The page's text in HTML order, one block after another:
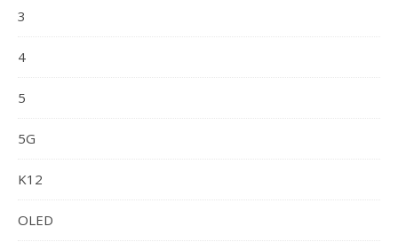
3
4
5
5G
K12
OLED